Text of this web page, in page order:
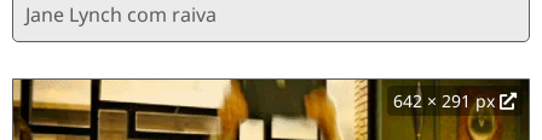
Jane Lynch com raiva
642 × 291 px